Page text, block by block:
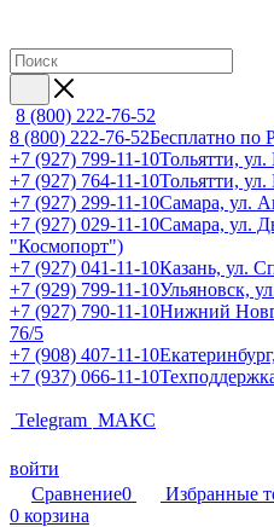
8 (800) 222-76-52
8 (800) 222-76-52Бесплатно по
+7 (927) 799-11-10Тольятти,
+7 (927) 764-11-10Тольятти,
+7 (927) 299-11-10Самара, ул.
+7 (927) 029-11-10Самара, ул.
"Космопорт")
+7 (927) 041-11-10Казань, ул.
+7 (929) 799-11-10Ульяновск,
+7 (927) 790-11-10Нижний
76/5
+7 (908) 407-11-10
+7 (937) 066-11-10
Telegram МАКС
войти
Сравнение0 Избранные
0 корзина